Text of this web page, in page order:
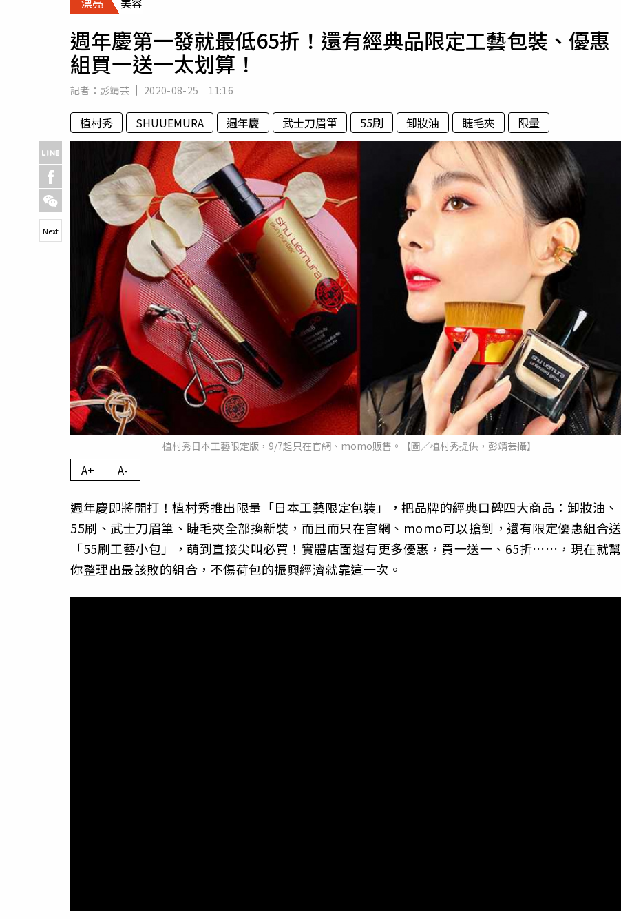
專欄
房產新勢力
運勢
週年慶第一發就最低65折！還有經典品限定工藝包裝、優惠
組買一送一太划算！
記者： 彭靖芸 2020-08-25 11:16
植村秀 SHUUEMURA 週年慶 武士刀眉筆 55刷 卸妝油 睫毛夾 限量
植村秀日本工藝限定版，9/7起只在官網、momo販售。【圖／植村秀提供，彭靖芸攝】
Next
A+ A-
週年慶即將開打！植村秀推出限量「日本工藝限定包裝」，把品牌的經典口碑四大商品：卸妝油、
55刷、武士刀眉筆、睫毛夾全部換新裝，而且而只在官網、momo可以搶到，還有限定優惠組合送
「55刷工藝小包」，萌到直接尖叫必買！實體店面還有更多優惠，買一送一、65折……，現在就幫
你整理出最該敗的組合，不傷荷包的振興經濟就靠這一次。